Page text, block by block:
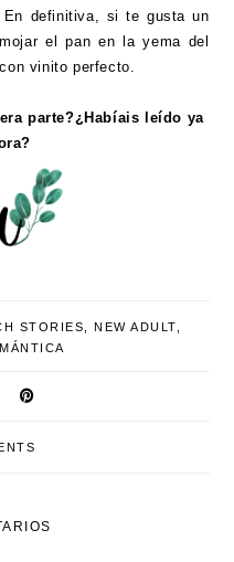
definitiva, si te gusta un
el pan en la yema del
vinito perfecto.
parte?¿Habíais leído ya
STORIES NEW ADULT